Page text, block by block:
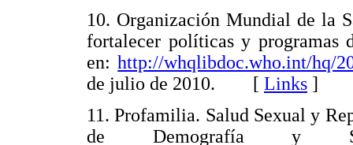
10. Organización Mundial de la
fortalecer políticas y programas
en:http://whqlibdoc.who.int/hq/
de julio de 2010. [ Links ]
11. Profamilia. Salud Sexual y
de Demografía y